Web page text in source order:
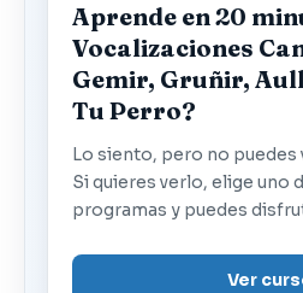
Aprende en 20
Vocalizaciones
Gemir, Gruñir,
Tu Perro?
Lo siento, pero no
Si quieres verlo, elige uno
programas y puedes
Ver